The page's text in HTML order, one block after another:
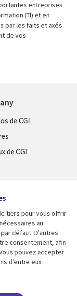
entreprises
(TI) et en
par les faits et axés
de vos
de CGI
de CGI
et
tiers pour vous offrir
au
défaut. D'autres
consentement, afin
pouvez accepter
d'entre eux.